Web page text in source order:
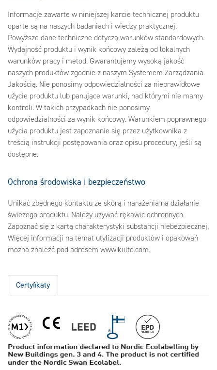
Informacje zawarte w niniejszej karcie technicznej produktu
oparte są na naszych badaniach i wiedzy praktycznej.
Powyższe dane techniczne dotyczą warunków standardowych.
Wydajność produktu i wynik końcowy zależą od lokalnych
warunków pracy i metod. Gwarantujemy wysoką jakość
naszych produktów zgodnie z naszym Systemem Zarządzania
Jakością. Nie ponosimy odpowiedzialności za nieprawidłowe
użycie produktu lub panujące warunki, nad którymi nie mamy
kontroli. W takich przypadkach nie ponosimy
odpowiedzialności za wynik końcowy. Warunkiem poprawnego
użycia produktu jest zapoznanie się przez użytkownika z
treścią instrukcji postępowania oraz opisu procedury, jeśli są
dostępne.
Ochrona środowiska i bezpieczeństwo
Unikać zbędnego kontaktu ze skórą i narażenia na działanie
świeżego produktu. Należy używać rękawic ochronnych.
Zapoznać się z kartą charakterystyki substancji niebezpiecznej.
Więcej informacji na temat utylizacji produktów i opakowań
można znaleźć pod adresem www.kiilto.com.
Certyfikaty